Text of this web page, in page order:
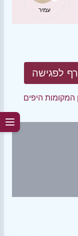
עמיר
לפגישה
המקומות היפים